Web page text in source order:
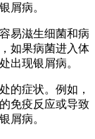
屑病。
易滋生细菌和病
如果病菌进入体
出现银屑病。
的症状。例如，
免疫反应或导致
屑病。